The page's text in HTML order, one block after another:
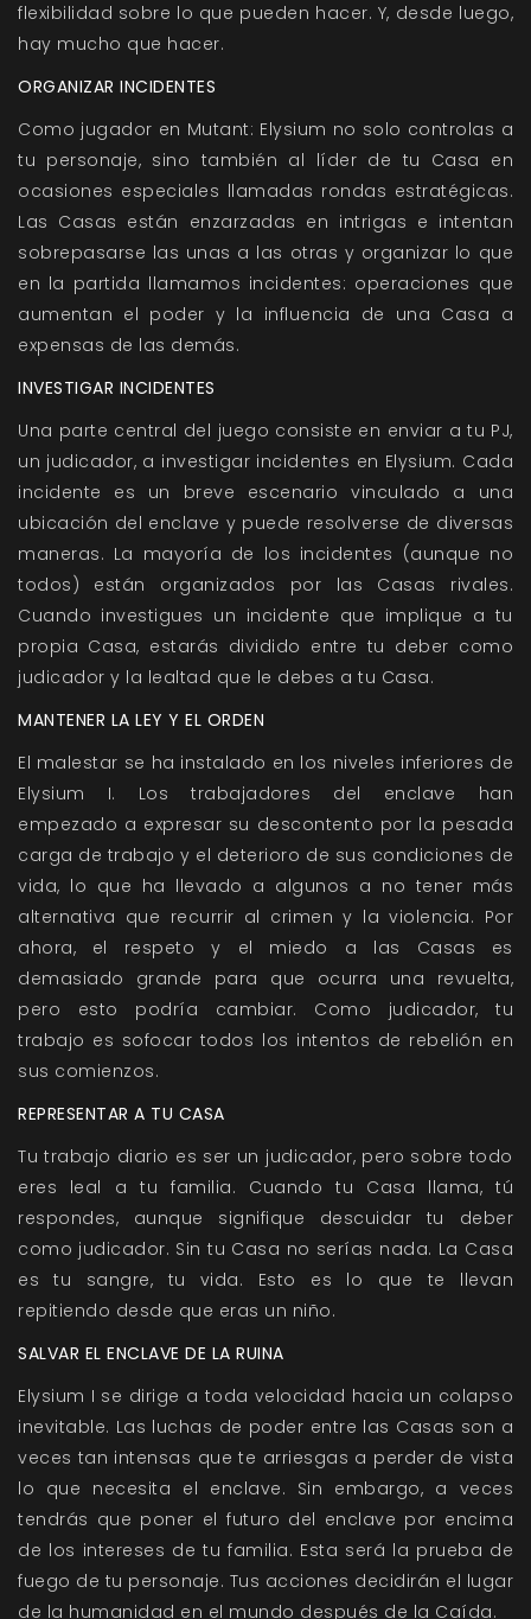
flexibilidad sobre lo que pueden hacer. Y, desde luego,
hay mucho que hacer.
ORGANIZAR INCIDENTES
Como jugador en Mutant: Elysium no solo controlas a
tu personaje, sino también al líder de tu Casa en
ocasiones especiales llamadas rondas estratégicas.
Las Casas están enzarzadas en intrigas e intentan
sobrepasarse las unas a las otras y organizar lo que
en la partida llamamos incidentes: operaciones que
aumentan el poder y la influencia de una Casa a
expensas de las demás.
INVESTIGAR INCIDENTES
Una parte central del juego consiste en enviar a tu PJ,
un judicador, a investigar incidentes en Elysium. Cada
incidente es un breve escenario vinculado a una
ubicación del enclave y puede resolverse de diversas
maneras. La mayoría de los incidentes (aunque no
todos) están organizados por las Casas rivales.
Cuando investigues un incidente que implique a tu
propia Casa, estarás dividido entre tu deber como
judicador y la lealtad que le debes a tu Casa.
MANTENER LA LEY Y EL ORDEN
El malestar se ha instalado en los niveles inferiores de
Elysium I. Los trabajadores del enclave han
empezado a expresar su descontento por la pesada
carga de trabajo y el deterioro de sus condiciones de
vida, lo que ha llevado a algunos a no tener más
alternativa que recurrir al crimen y la violencia. Por
ahora, el respeto y el miedo a las Casas es
demasiado grande para que ocurra una revuelta,
pero esto podría cambiar. Como judicador, tu
trabajo es sofocar todos los intentos de rebelión en
sus comienzos.
REPRESENTAR A TU CASA
Tu trabajo diario es ser un judicador, pero sobre todo
eres leal a tu familia. Cuando tu Casa llama, tú
respondes, aunque signifique descuidar tu deber
como judicador. Sin tu Casa no serías nada. La Casa
es tu sangre, tu vida. Esto es lo que te llevan
repitiendo desde que eras un niño.
SALVAR EL ENCLAVE DE LA RUINA
Elysium I se dirige a toda velocidad hacia un colapso
inevitable. Las luchas de poder entre las Casas son a
veces tan intensas que te arriesgas a perder de vista
lo que necesita el enclave. Sin embargo, a veces
tendrás que poner el futuro del enclave por encima
de los intereses de tu familia. Esta será la prueba de
fuego de tu personaje. Tus acciones decidirán el lugar
de la humanidad en el mundo después de la Caída.